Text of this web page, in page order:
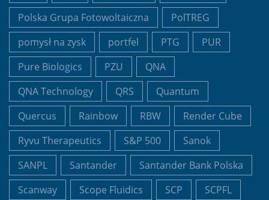
Polska Grupa Fotowoltaiczna
PolTREG
pomysł na zysk
portfel PTG
PUR
Pure Biologics
PZU
QNA
QNA Technology
QRS
Quantum
Quercus
Rainbow RBW
Render Cube
Ryvu Therapeutics
S&P 500
Sanok
SANPL
Santander
Santander Bank Polska
Scanway
Scope Fluidics SCP
SCPFL